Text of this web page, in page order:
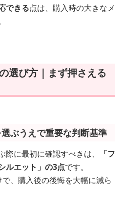
できる点は、購入時の大きなメ
選び方｜まず押さえる
ぶうえで重要な判断基準
に最初に確認すべきは、
「フ
ルエット」の3点です。
、購入後の後悔を大幅に減ら